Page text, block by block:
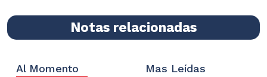
Notas relacionadas
Al Momento Mas Leídas